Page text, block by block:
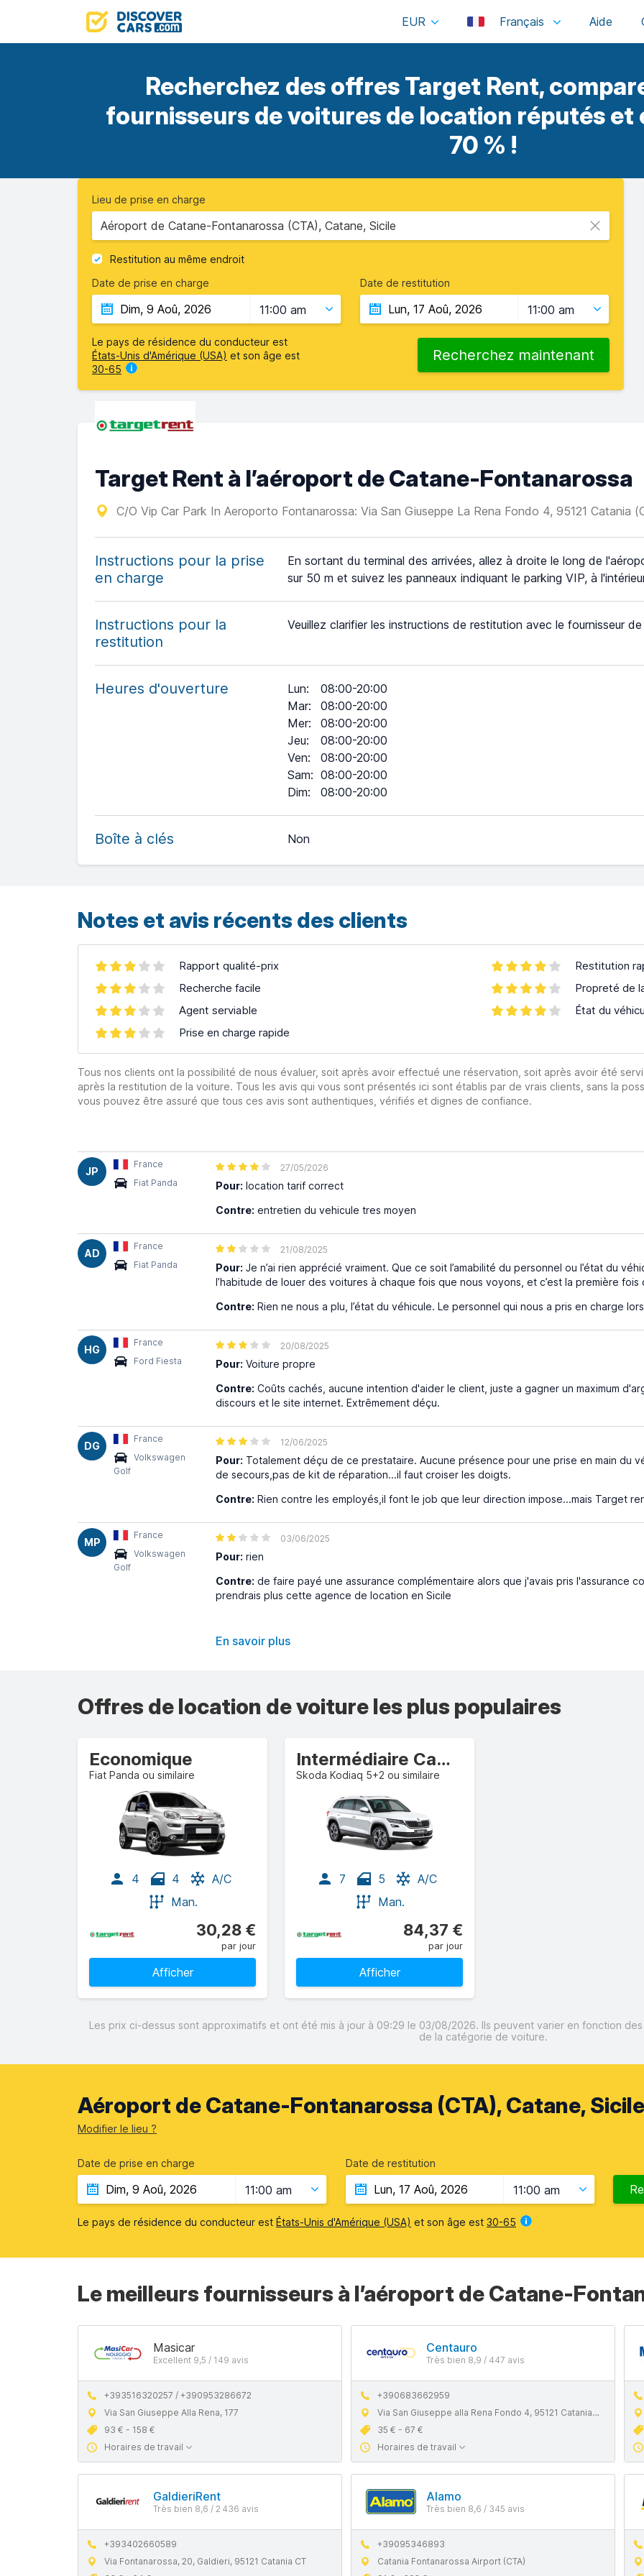
EUR Français
Recherchez des offres Target Rent,
fournisseurs de voitures de location réputés et
70 % !
Lieu de prise en charge
Aéroport de Catane-Fontanarossa (CTA), Catane, Sicile
Restitution au même endroit
Date de prise en charge
11:00 am
Date de restitution
11:00 am
Le pays de résidence du conducteur est
États-Unis d'Amérique (USA) et son âge est
30-65
Recherchez maintenant
Target Rent à l’aéroport de Catane-Fontanarossa
C/O Vip Car Park In Aeroporto Fontanarossa: Via San Giuseppe La Rena Fondo 4, 95121 Catania
Instructions pour la prise
en charge
En sortant du terminal des arrivées, allez à droite le long de
sur 50 m et suivez les panneaux indiquant le parking VIP, à
Instructions pour la
restitution
Veuillez clarifier les instructions de restitution avec le fournisseur
Heures d'ouverture Lun:
08:00-20:00
Mar:
08:00-20:00
Mer:
08:00-20:00
Jeu:
08:00-20:00
Ven:
08:00-20:00
Sam: 08:00-20:00
Dim: 08:00-20:00
Boîte à clés Non
Notes et avis récents des clients
Rapport qualité-prix
Recherche facile
Agent serviable
Prise en charge rapide
Restitution
Propreté de
État du
Tous nos clients ont la possibilité de nous évaluer, soit après avoir effectué une réservation, soit après avoir été
après la restitution de la voiture. Tous les avis qui vous sont présentés ici sont établis par de vrais clients, sans la
vous pouvez être assuré que tous ces avis sont authentiques, vérifiés et dignes de confiance.
JP
France
Fiat Panda
27/05/2026
Pour: location tarif correct
Contre: entretien du vehicule tres moyen
AD
France
Fiat Panda
21/08/2025
Pour: Je n’ai rien apprécié vraiment. Que ce soit l’amabilité du personnel ou l’état du
l’habitude de louer des voitures à chaque fois que nous voyons, et c’est la première
Contre: Rien ne nous a plu, l’état du véhicule. Le personnel qui nous a pris en charge
HG
France
Ford Fiesta
20/08/2025
Pour: Voiture propre
Contre: Coûts cachés, aucune intention d'aider le client, juste a gagner un maximum
discours et le site internet. Extrêmement déçu.
DG
France
Volkswagen
Golf
12/06/2025
Pour: Totalement déçu de ce prestataire. Aucune présence pour une prise en main du
de secours,pas de kit de réparation...il faut croiser les doigts.
Contre: Rien contre les employés,il font le job que leur direction impose...mais Target
MP
France
Volkswagen
Golf
03/06/2025
Pour: rien
Contre: de faire payé une assurance complémentaire alors que j'avais pris l'assurance
prendrais plus cette agence de location en Sicile
En savoir plus
Offres de location de voiture les plus populaires
Economique
Fiat Panda ou similaire
4 4
A/C
Man.
30,28 €
par jour
Afficher
Intermédiaire Camionnette
Skoda Kodiaq 5+2 ou similaire
7 5
A/C
Man.
84,37 €
par jour
Afficher
Les prix ci-dessus sont approximatifs et ont été mis à jour à 09:29 le 03/08/2026. Ils peuvent varier en fonction
de la catégorie de voiture.
Aéroport de Catane-Fontanarossa (CTA), Catane, Sicile
Modifier le lieu ?
Date de prise en charge
11:00 am
Date de restitution
11:00 am
Le pays de résidence du conducteur est États-Unis d'Amérique (USA) et son âge est 30-65
Le meilleurs fournisseurs à l’aéroport de Catane-
Masicar
Excellent 9,5 / 149 avis
+393516320257 / +390953286672
Via San Giuseppe Alla Rena, 177
93 € - 158 €
Horaires de travail
Centauro
Très bien 8,9 / 447 avis
+390683662959
Via San Giuseppe alla Rena Fondo 4, 95121 Catania CT
35 € - 67 €
Horaires de travail
GaldieriRent
Très bien 8,6 / 2 436 avis
+393402660589
Via Fontanarossa, 20, Galdieri, 95121 Catania CT
Alamo
Très bien 8,6 / 345 avis
+39095346893
Catania Fontanarossa Airport (CTA)